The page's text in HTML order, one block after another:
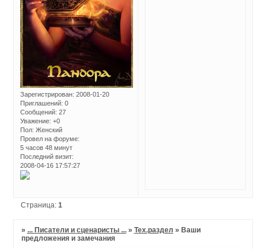
Зарегистрирован: 2008-01-20
Приглашений: 0
Сообщений: 27
Уважение: +0
Пол: Женский
Провел на форуме:
5 часов 48 минут
Последний визит:
2008-04-16 17:57:27
Страница: 1
» ... Писатели и сценаристы ... » Тех.раздел » Ваши
предложения и замечания